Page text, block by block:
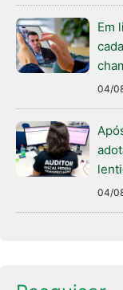
Em
04/
04/